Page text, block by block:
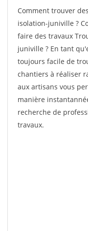
Comment trouver
isolation-juniville ?
faire des travaux
juniville ? En tant
toujours facile de
chantiers à réaliser
aux artisans vous
manière
recherche de
travaux.